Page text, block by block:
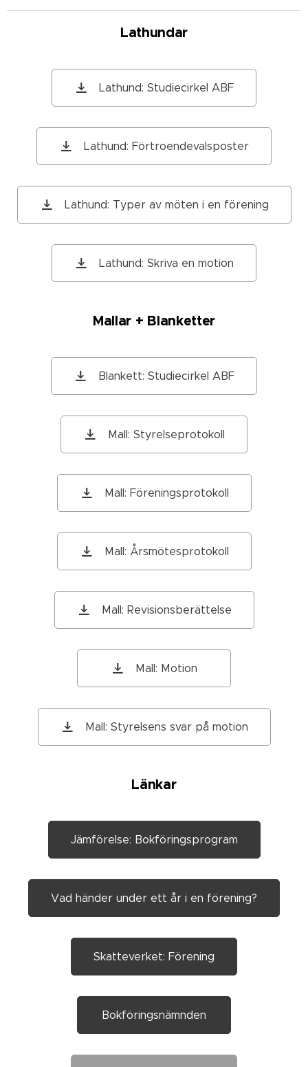
Lathundar
Lathund: Studiecirkel ABF
Lathund: Förtroendevalsposter
Lathund: Typer av möten i en förening
Lathund: Skriva en motion
Mallar + Blanketter
Blankett: Studiecirkel ABF
Mall: Styrelseprotokoll
Mall: Föreningsprotokoll
Mall: Årsmötesprotokoll
Mall: Revisionsberättelse
Mall: Motion
Mall: Styrelsens svar på motion
Länkar
Jämförelse: Bokföringsprogram
Vad händer under ett år i en förening?
Skatteverket: Förening
Bokföringsnämnden